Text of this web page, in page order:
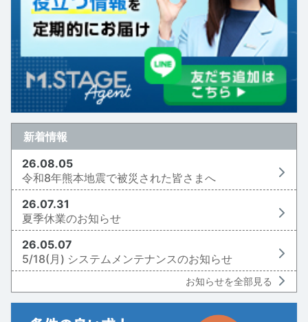
新着情報
26.08.05
令和8年熊本地震で被災された皆さまへ
26.07.31
夏季休業のお知らせ
26.05.07
5/18(月) システムメンテナンスのお知らせ
お知らせを全部見る